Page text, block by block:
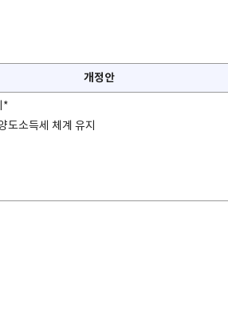
개정안
*
도소득세 체계 유지